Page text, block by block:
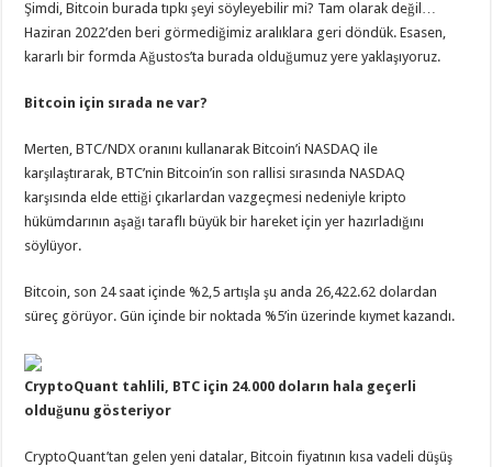
Şimdi, Bitcoin burada tıpkı şeyi söyleyebilir mi? Tam olarak değil…
Haziran 2022’den beri görmediğimiz aralıklara geri döndük. Esasen,
kararlı bir formda Ağustos’ta burada olduğumuz yere yaklaşıyoruz.
Bitcoin için sırada ne var?
Merten, BTC/NDX oranını kullanarak Bitcoin’i NASDAQ ile
karşılaştırarak, BTC’nin Bitcoin’in son rallisi sırasında NASDAQ
karşısında elde ettiği çıkarlardan vazgeçmesi nedeniyle kripto
hükümdarının aşağı taraflı büyük bir hareket için yer hazırladığını
söylüyor.
Bitcoin, son 24 saat içinde %2,5 artışla şu anda 26,422.62 dolardan
süreç görüyor. Gün içinde bir noktada %5’in üzerinde kıymet kazandı.
CryptoQuant tahlili, BTC için 24.000 doların hala geçerli
olduğunu gösteriyor
CryptoQuant’tan gelen yeni datalar, Bitcoin fiyatının kısa vadeli düşüş